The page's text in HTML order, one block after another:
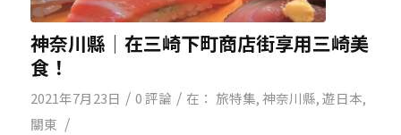
神奈川縣│在三崎下町商店街享用三崎美
食！
2021年7月23日 / 0 評論 / 在： 旅特集,神奈川縣,遊日本,
關東 /